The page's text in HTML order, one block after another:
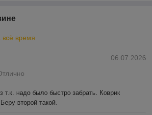
всё время
06.07.2026
т.к. надо было быстро забрать. Коврик
второй такой.